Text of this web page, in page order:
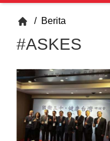
/ Berita
#ASKES